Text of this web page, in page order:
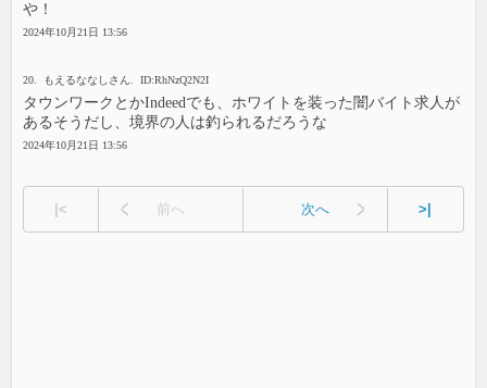
や！
2024年10月21日 13:56
20. もえるななしさん. ID:RhNzQ2N2I
タウンワークとかIndeedでも、ホワイトを装った闇バイト求人が
あるそうだし、境界の人は釣られるだろうな
2024年10月21日 13:56
|< 前へ 次へ >|